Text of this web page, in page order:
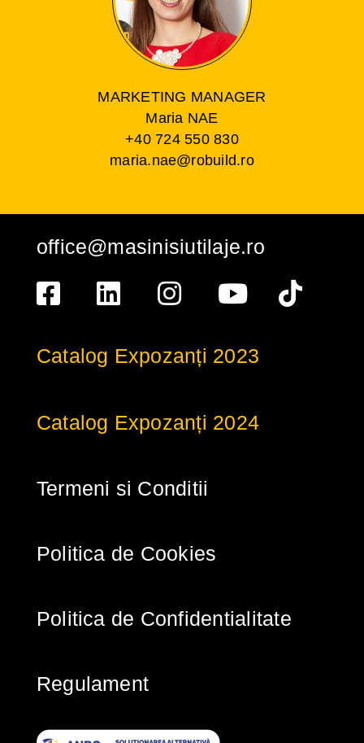
MARKETING MANAGER
Maria NAE
+40 724 550 830
maria.nae@robuild.ro
office@masinisiutilaje.ro
Catalog Expozanți 2023
Catalog Expozanți 2024
Termeni si Conditii
Politica de Cookies
Politica de Confidentialitate
Regulament